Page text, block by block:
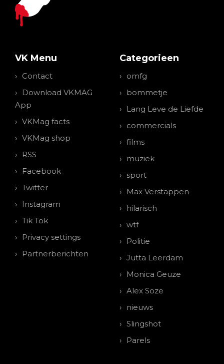
VK Menu
Contact
Download VKMAG
App
VKMag facts
VKMag shop
RSS
Facebook
Twitter
Instagram
Tik Tok
Privacy settings
Partnerberichten
Categorieen
omfg
bommetje
Lang Leve de Liefde
commercials
films
muziek
sport
Max Verstappen
hilarisch
wtf
Politie
Jutta Leerdam
Monica Geuze
Alex Soze
nieuws
Slingshot
Parels